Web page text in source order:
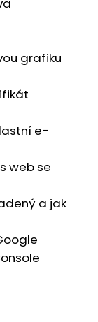
grafiku
e-
web se
a jak